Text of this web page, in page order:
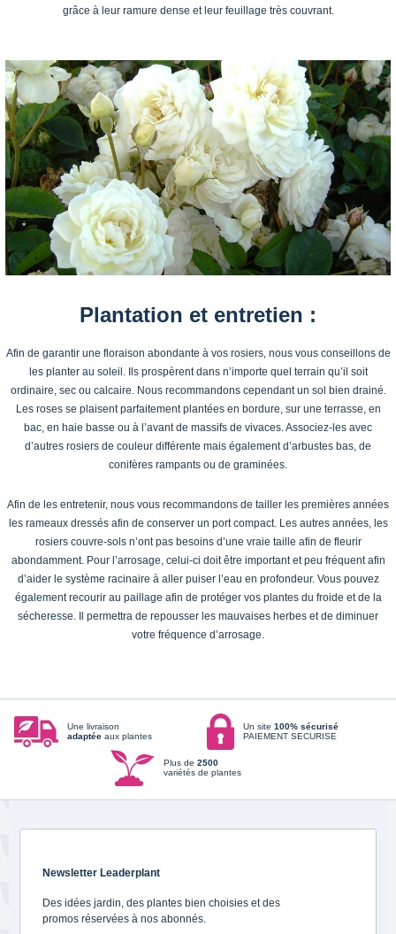
grâce à leur ramure dense et leur feuillage très couvrant.
Plantation et entretien :
Afin de garantir une floraison abondante à vos rosiers, nous vous conseillons de
les planter au soleil. Ils prospèrent dans n’importe quel terrain qu’il soit
ordinaire, sec ou calcaire. Nous recommandons cependant un sol bien drainé.
Les roses se plaisent parfaitement plantées en bordure, sur une terrasse, en
bac, en haie basse ou à l’avant de massifs de vivaces. Associez-les avec
d’autres rosiers de couleur différente mais également d’arbustes bas, de
conifères rampants ou de graminées.
Afin de les entretenir, nous vous recommandons de tailler les premières années
les rameaux dressés afin de conserver un port compact. Les autres années, les
rosiers couvre-sols n’ont pas besoins d’une vraie taille afin de fleurir
abondamment. Pour l’arrosage, celui-ci doit être important et peu fréquent afin
d’aider le système racinaire à aller puiser l’eau en profondeur. Vous pouvez
également recourir au paillage afin de protéger vos plantes du froide et de la
sécheresse. Il permettra de repousser les mauvaises herbes et de diminuer
votre fréquence d’arrosage.
Une livraison
adaptée aux plantes
Un site 100% sécurisé
PAIEMENT SECURISE
Plus de 2500
variétés de plantes
Newsletter Leaderplant
Des idées jardin, des plantes bien choisies et des
promos réservées à nos abonnés.